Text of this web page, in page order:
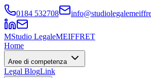
0184 532708
MStudio LegaleMEIFFRET
Home
Aree di competenza
Legal BlogLink